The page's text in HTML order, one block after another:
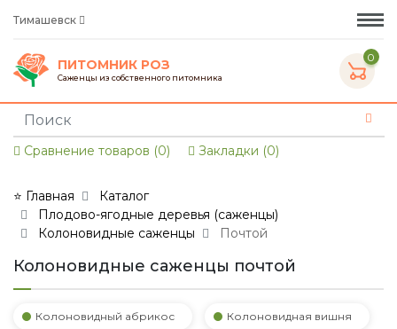
Тимашевск
ПИТОМНИК РОЗ
Саженцы из собственного питомника
0
Сравнение товаров (0) Закладки (0)
⭐ Главная
Каталог
Плодово-ягодные деревья (саженцы)
Колоновидные саженцы
Почтой
Колоновидные саженцы почтой
Колоновидный абрикос Колоновидная вишня